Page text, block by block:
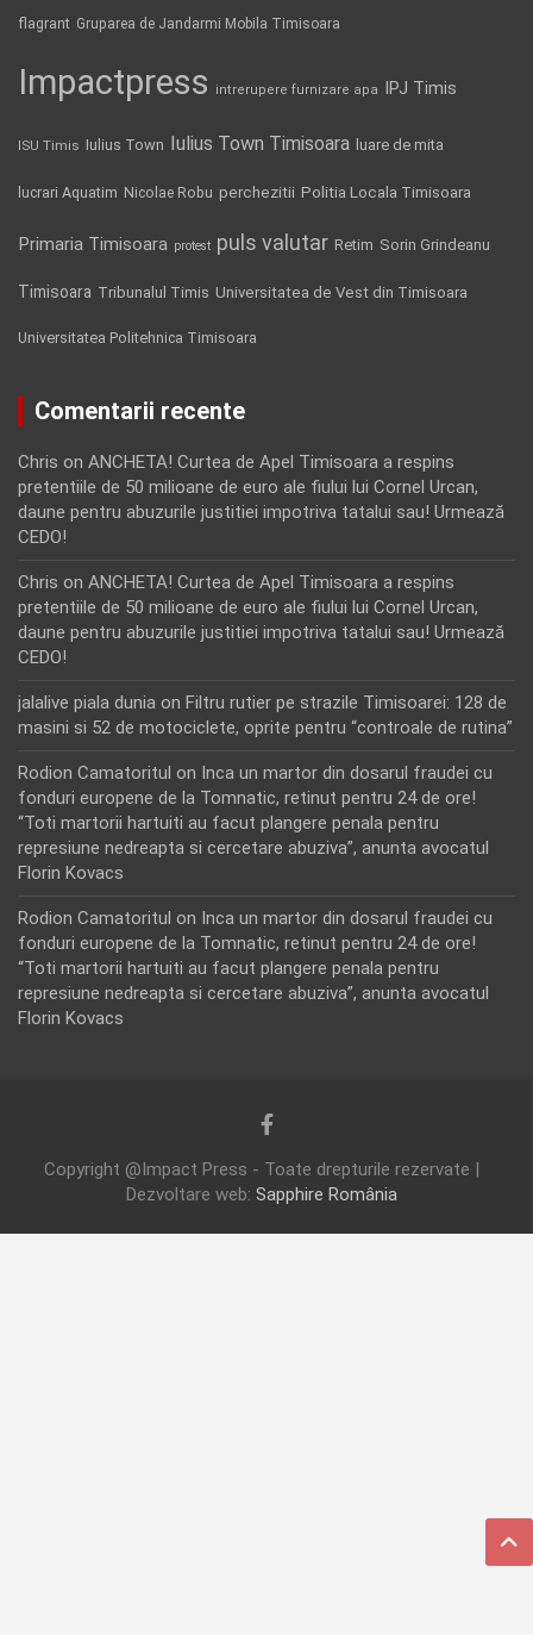
flagrant Gruparea de Jandarmi Mobila Timisoara
Impactpress intrerupere furnizare apa IPJ Timis
ISU Timis Iulius Town Iulius Town Timisoara luare de mita
lucrari Aquatim Nicolae Robu perchezitii Politia Locala Timisoara
Primaria Timisoara protest puls valutar Retim Sorin Grindeanu
Timisoara Tribunalul Timis Universitatea de Vest din Timisoara
Universitatea Politehnica Timisoara
Comentarii recente
Chris on ANCHETA! Curtea de Apel Timisoara a respins
pretentiile de 50 milioane de euro ale fiului lui Cornel Urcan,
daune pentru abuzurile justitiei impotriva tatalui sau! Urmează
CEDO!
Chris on ANCHETA! Curtea de Apel Timisoara a respins
pretentiile de 50 milioane de euro ale fiului lui Cornel Urcan,
daune pentru abuzurile justitiei impotriva tatalui sau! Urmează
CEDO!
jalalive piala dunia on Filtru rutier pe strazile Timisoarei: 128 de
masini si 52 de motociclete, oprite pentru “controale de rutina”
Rodion Camatoritul on Inca un martor din dosarul fraudei cu
fonduri europene de la Tomnatic, retinut pentru 24 de ore!
“Toti martorii hartuiti au facut plangere penala pentru
represiune nedreapta si cercetare abuziva”, anunta avocatul
Florin Kovacs
Rodion Camatoritul on Inca un martor din dosarul fraudei cu
fonduri europene de la Tomnatic, retinut pentru 24 de ore!
“Toti martorii hartuiti au facut plangere penala pentru
represiune nedreapta si cercetare abuziva”, anunta avocatul
Florin Kovacs
Copyright @Impact Press - Toate drepturile rezervate |
Dezvoltare web: Sapphire România